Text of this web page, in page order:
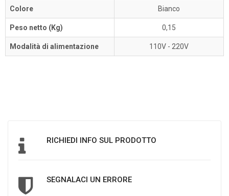
Colore Bianco
Peso netto (Kg) 0,15
Modalità di alimentazione 110V - 220V
RICHIEDI INFO SUL PRODOTTO
SEGNALACI UN ERRORE